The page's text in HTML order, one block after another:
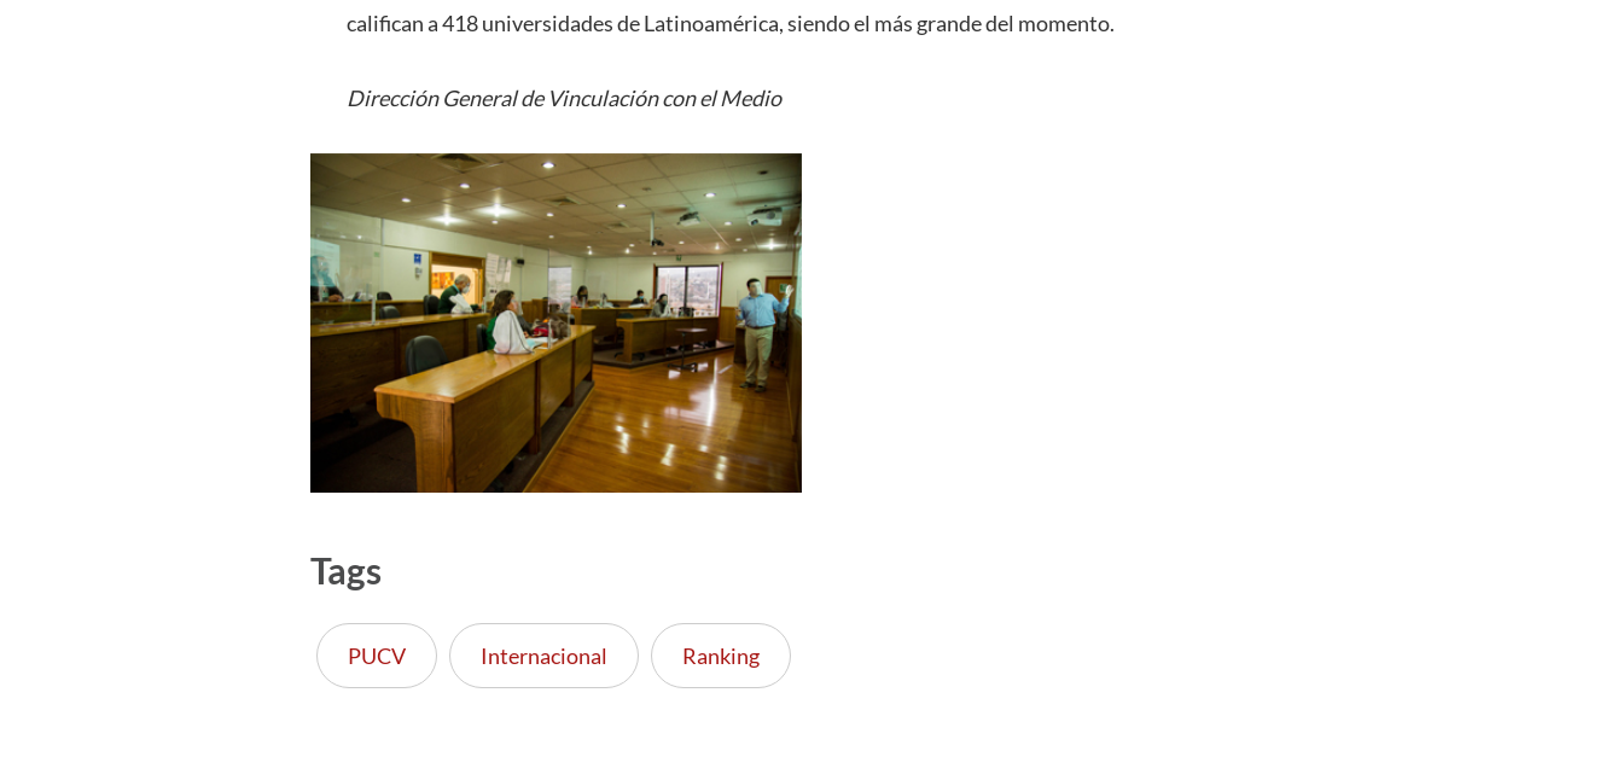
califican a 418 universidades de Latinoamérica, siendo el más grande del momento.
Dirección General de Vinculación con el Medio
Tags
PUCV Internacional Ranking